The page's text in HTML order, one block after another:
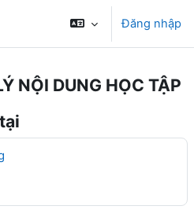
Đăng nhập
NỘI DUNG HỌC TẬP